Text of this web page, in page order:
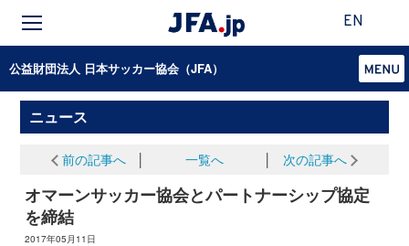
EN
公益財団法人 日本サッカー協会（JFA）
ニュース
前の記事へ 一覧へ 次の記事へ
オマーンサッカー協会とパートナーシップ協定
を締結
2017年05月11日